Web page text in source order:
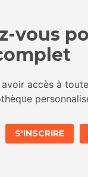
suffit.
de la
d’une information
revue de presse
vous
accès à
S'INSCRIRE